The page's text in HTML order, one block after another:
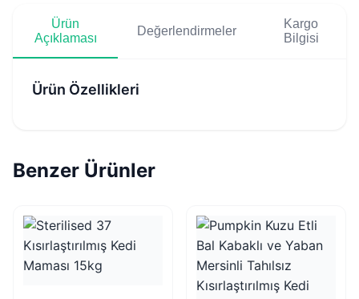
Ürün
Açıklaması
Değerlendirmeler
Kargo
Bilgisi
Ürün Özellikleri
Benzer Ürünler